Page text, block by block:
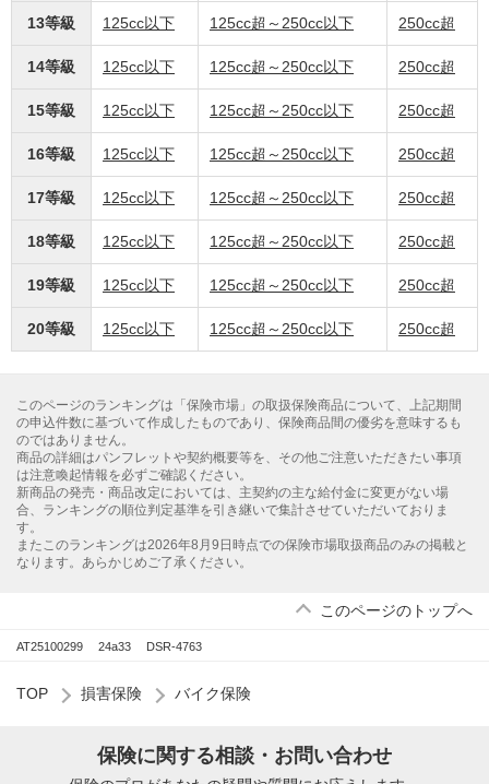
13等級 125cc以下 125cc超～250cc以下 250cc超
14等級 125cc以下 125cc超～250cc以下 250cc超
15等級 125cc以下 125cc超～250cc以下 250cc超
16等級 125cc以下 125cc超～250cc以下 250cc超
17等級 125cc以下 125cc超～250cc以下 250cc超
18等級 125cc以下 125cc超～250cc以下 250cc超
19等級 125cc以下 125cc超～250cc以下 250cc超
20等級 125cc以下 125cc超～250cc以下 250cc超
このページのランキングは「保険市場」の取扱保険商品について、上記期間
の申込件数に基づいて作成したものであり、保険商品間の優劣を意味するも
のではありません。
商品の詳細はパンフレットや契約概要等を、その他ご注意いただきたい事項
は注意喚起情報を必ずご確認ください。
新商品の発売・商品改定においては、主契約の主な給付金に変更がない場
合、ランキングの順位判定基準を引き継いで集計させていただいておりま
す。
またこのランキングは2026年8月9日時点での保険市場取扱商品のみの掲載と
なります。あらかじめご了承ください。
このページのトップへ
AT25100299 24a33 DSR-4763
TOP 損害保険 バイク保険
保険に関する相談・お問い合わせ